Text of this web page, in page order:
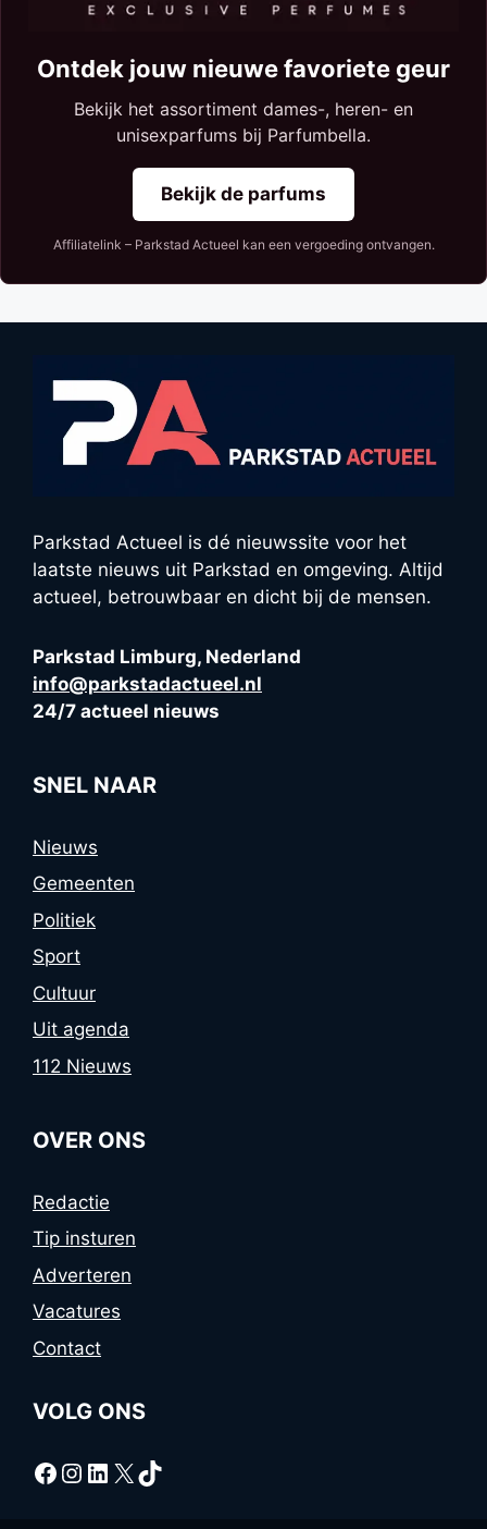
Ontdek jouw nieuwe favoriete geur
Bekijk het assortiment dames-, heren- en
unisexparfums bij Parfumbella.
Bekijk de parfums
Affiliatelink – Parkstad Actueel kan een vergoeding ontvangen.
Parkstad Actueel is dé nieuwssite voor het
laatste nieuws uit Parkstad en omgeving. Altijd
actueel, betrouwbaar en dicht bij de mensen.
Parkstad Limburg, Nederland
info@parkstadactueel.nl
24/7 actueel nieuws
SNEL NAAR
Nieuws
Gemeenten
Politiek
Sport
Cultuur
Uit agenda
112 Nieuws
OVER ONS
Redactie
Tip insturen
Adverteren
Vacatures
Contact
VOLG ONS
Facebook
Instagram
LinkedIn
X TikTok